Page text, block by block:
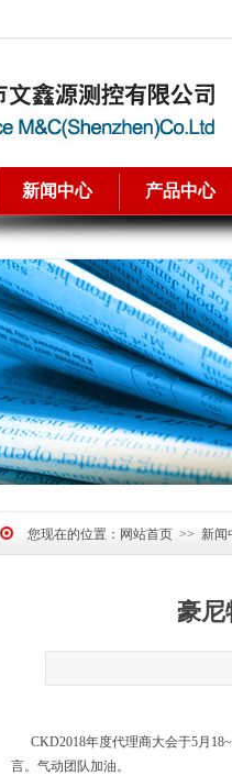
新闻中心 产品中心
您现在的位置： 网站首页 >> 新闻
豪尼
CKD2018年度代理商大会于5月
言。气动团队加油。